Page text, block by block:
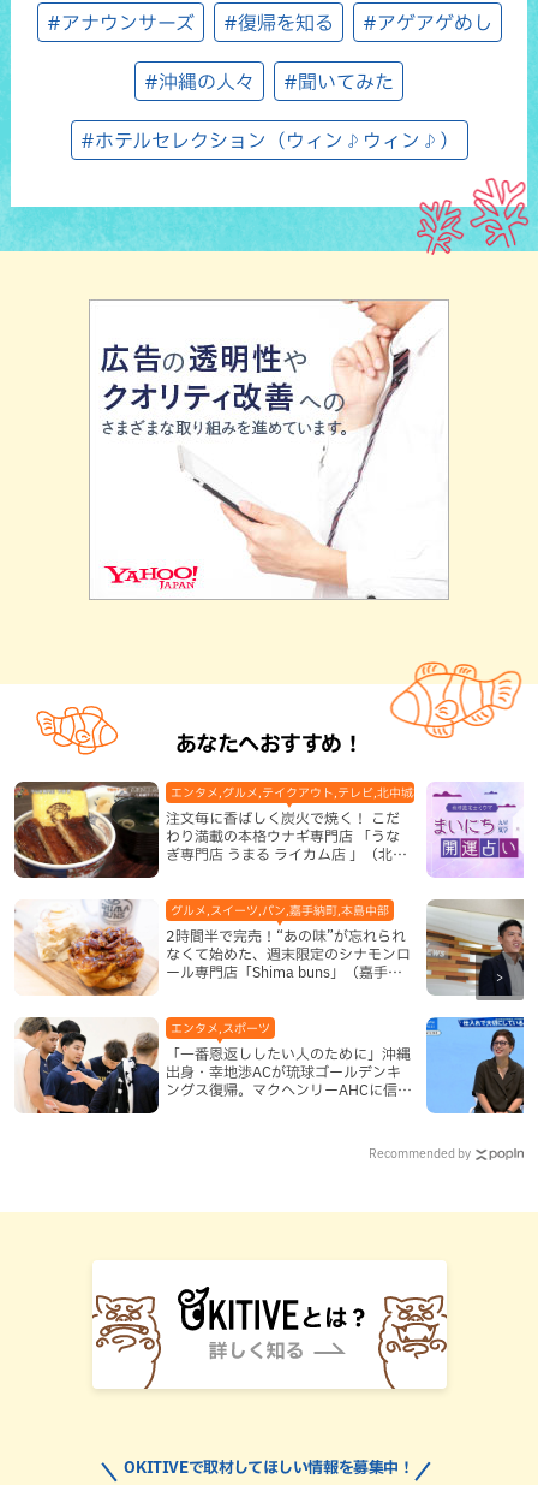
#アナウンサーズ #復帰を知る #アゲアゲめし
#沖縄の人々 #聞いてみた
#ホテルセレクション（ウィン♪ウィン♪）
あなたへおすすめ！
注文毎に香ばしく炭火で焼く！ こだ
わり満載の本格ウナギ専門店 「うな
ぎ専門店 うまる ライカム店 」（北中
エンタメ,グルメ,テイクアウト,テレビ,北中城村,和食・日本料理,地
2時間半で完売！“あの味”が忘れられ
なくて始めた、週末限定のシナモンロ
ール専門店「Shima buns」（嘉手納
グルメ,スイーツ,パン,嘉手納町,本島中部
「一番恩返ししたい人のために」沖縄
出身・幸地渉ACが琉球ゴールデンキ
ングス復帰。マクヘンリーAHCに信頼
エンタメ,スポーツ
Recommended by
OKITIVEで取材してほしい情報を募集中！